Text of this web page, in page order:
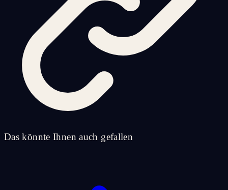
Das könnte Ihnen auch gefallen